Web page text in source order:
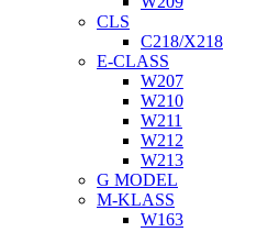
CLS
C218/X218
E-CLASS
W207
W210
W211
W212
W213
G MODEL
M-KLASS
W163